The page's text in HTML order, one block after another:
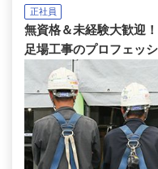
正社員
無資格＆未経験大歓迎
足場工事のプロフェッ